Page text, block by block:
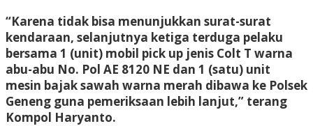
“Karena tidak bisa menunjukkan surat-surat
kendaraan, selanjutnya ketiga terduga pelaku
bersama 1 (unit) mobil pick up jenis Colt T warna
abu-abu No. Pol AE 8120 NE dan 1 (satu) unit
mesin bajak sawah warna merah dibawa ke Polsek
Geneng guna pemeriksaan lebih lanjut,” terang
Kompol Haryanto.